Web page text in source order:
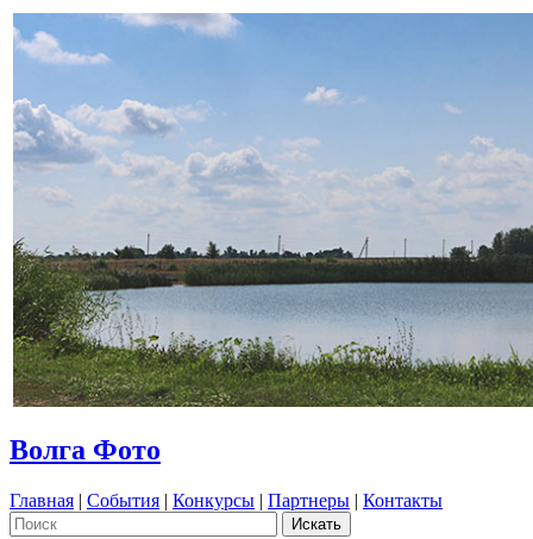
Волга Фото
Главная | События | Конкурсы | Партнеры | Контакты